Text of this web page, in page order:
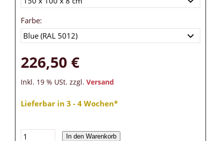
Farbe:
226,50 €
Inkl. 19 % USt. zzgl. Versand
Lieferbar in 3 - 4 Wochen*
In den Warenkorb